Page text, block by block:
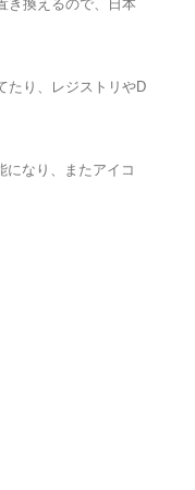
き換えるので、日本
たり、レジストリやD
になり、またアイコ